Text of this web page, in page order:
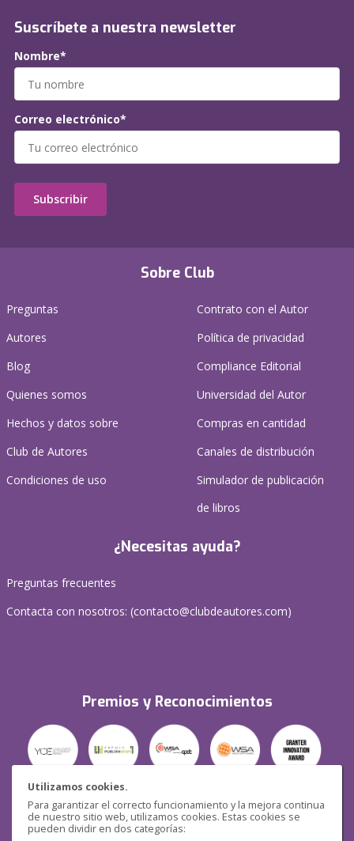
Utilizamos cookies.
Para garantizar el correcto funcionamiento y la mejora continua
de nuestro sitio web, utilizamos cookies. Estas cookies se
pueden dividir en dos categorías:
Sobre Club
Preguntas
Autores
Blog
Quienes somos
Hechos y datos sobre
Club de Autores
Condiciones de uso
Contrato con el Autor
Política de privacidad
Compliance Editorial
Universidad del Autor
Compras en cantidad
Canales de distribución
Simulador de publicación
de libros
¿Necesitas ayuda?
Preguntas frecuentes
Contacta con nosotros: (contacto@clubdeautores.com)
Premios y Reconocimientos
Seguridad
Suscríbete a nuestra newsletter
Nombre*
Correo electrónico*
Subscribir